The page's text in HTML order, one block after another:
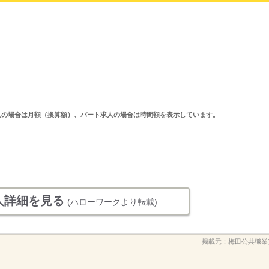
場合は月額（換算額）、パート求人の場合は時間額を表示しています。
詳細を見る (ハローワークより転載)
掲載元： 梅田公共職